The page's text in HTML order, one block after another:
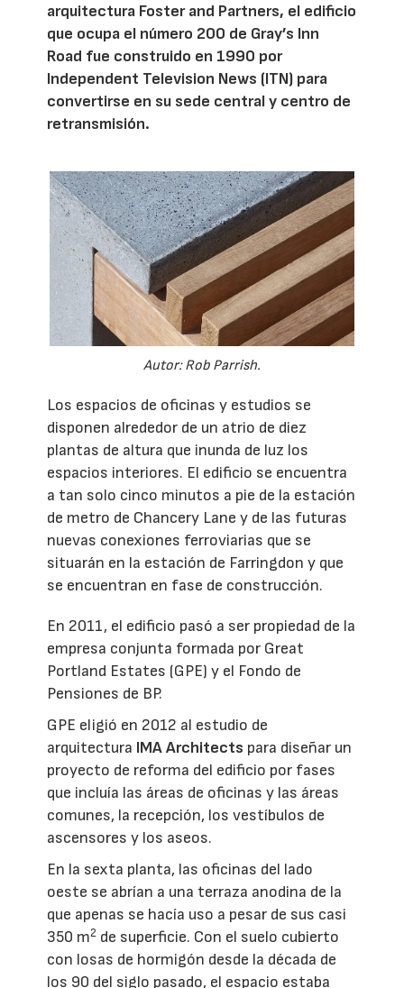
arquitectura Foster and Partners, el edificio
que ocupa el número 200 de Gray’s Inn
Road fue construido en 1990 por
Independent Television News (ITN) para
convertirse en su sede central y centro de
retransmisión.
Autor: Rob Parrish.
Los espacios de oficinas y estudios se
disponen alrededor de un atrio de diez
plantas de altura que inunda de luz los
espacios interiores. El edificio se encuentra
a tan solo cinco minutos a pie de la estación
de metro de Chancery Lane y de las futuras
nuevas conexiones ferroviarias que se
situarán en la estación de Farringdon y que
se encuentran en fase de construcción.
En 2011, el edificio pasó a ser propiedad de la
empresa conjunta formada por Great
Portland Estates (GPE) y el Fondo de
Pensiones de BP.
GPE eligió en 2012 al estudio de
arquitectura IMA Architects para diseñar un
proyecto de reforma del edificio por fases
que incluía las áreas de oficinas y las áreas
comunes, la recepción, los vestíbulos de
ascensores y los aseos.
En la sexta planta, las oficinas del lado
oeste se abrían a una terraza anodina de la
que apenas se hacía uso a pesar de sus casi
350 m2 de superficie. Con el suelo cubierto
con losas de hormigón desde la década de
los 90 del siglo pasado, el espacio estaba